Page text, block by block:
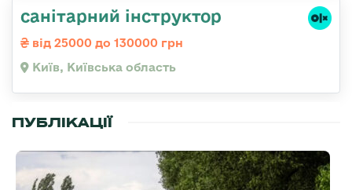
санітарний інструктор
від 25000 до 130000 грн
Київ, Київська область
ПУБЛІКАЦІЇ